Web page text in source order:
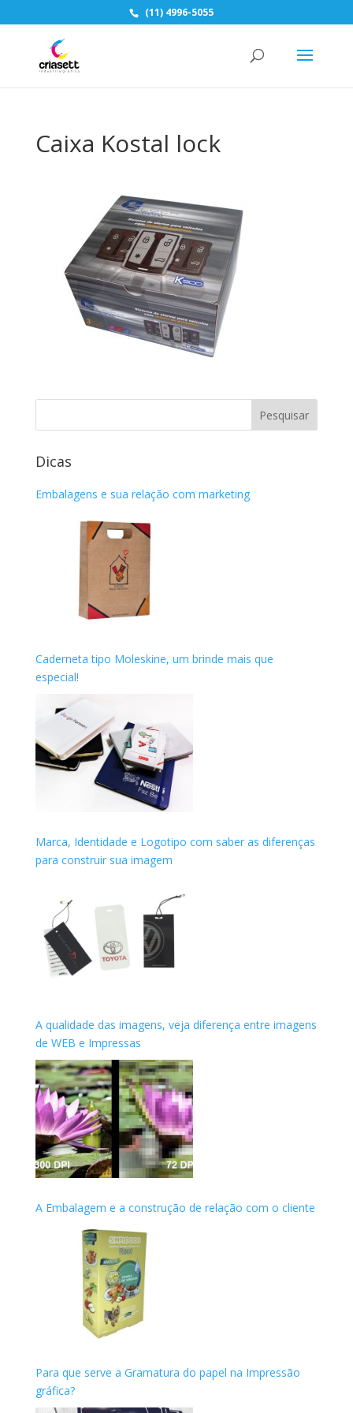
(11) 4996-5055
Caixa Kostal lock
Dicas
Embalagens e sua relação com marketing
Caderneta tipo Moleskine, um brinde mais que
especial!
Marca, Identidade e Logotipo com saber as diferenças
para construir sua imagem
A qualidade das imagens, veja diferença entre imagens
de WEB e Impressas
A Embalagem e a construção de relação com o cliente
Para que serve a Gramatura do papel na Impressão
gráfica?